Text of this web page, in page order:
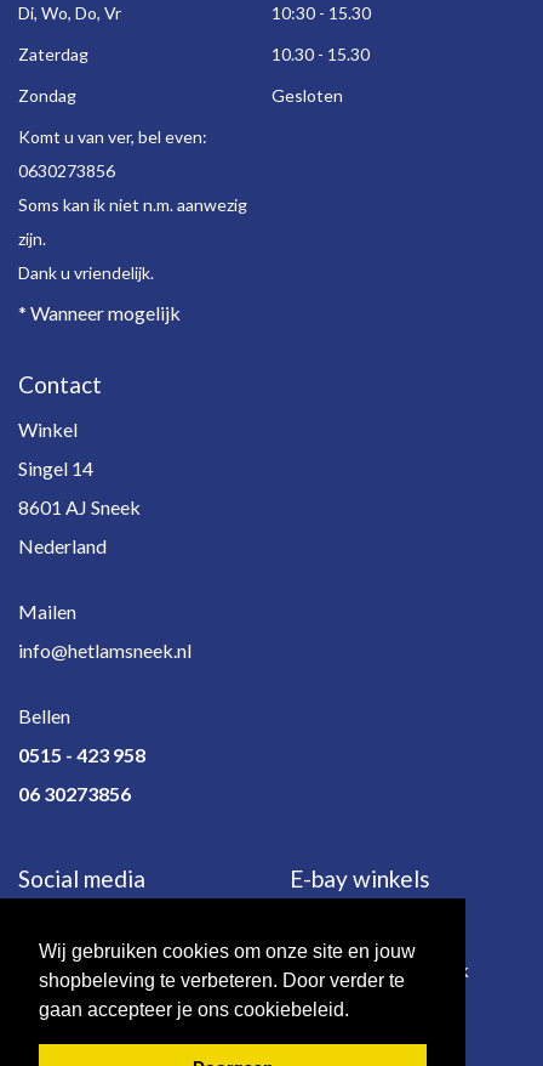
Wij gebruiken cookies om onze site en jouw
shopbeleving te verbeteren. Door verder te
gaan accepteer je ons cookiebeleid.
Di, Wo, Do, Vr
10:30 - 15.30
Zaterdag
10.30 - 15.30
Zondag
Gesloten
Komt u van ver, bel even:
0630273856
Soms kan ik niet n.m. aanwezig
zijn.
Dank u vriendelijk.
* Wanneer mogelijk
Contact
Winkel
Singel 14
8601 AJ Sneek
Nederland
Mailen
info@hetlamsneek.nl
Bellen
0515 - 423 958
06 30273856
Social media E-bay winkels
e-bay.de e-bay.co.uk